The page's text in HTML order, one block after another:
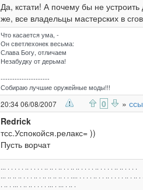
Да, кстати! А почему бы не
же, все владельцы мастерских в
Что касается ума, -
Он светлехонек весьма:
Слава Богу, отличаем
Незабудку от дерьма!
---------------------
Собираю лучшие оружейные моды!!!
20:34 06/08/2007 0 »
Redrick
тсс.Успокойся.релакс= ))
Пусть ворчат
... . . . . . .. . . . . .. .. . .. . . .. .. . . . . .. . . . . .. .. . . . .
... .. .. .. . . . .. . .. .. .. .. . . .... . . . . .. . . .. . . . . .. . .. .
. .. . ... . .. .. . . . . ... . ... . .. .